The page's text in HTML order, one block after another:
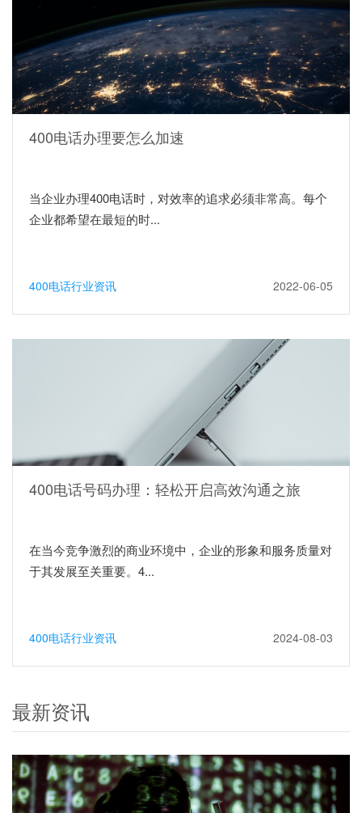
400电话办理要怎么加速
当企业办理400电话时，对效率的追求必须非常高。每个
企业都希望在最短的时...
400电话行业资讯 2022-06-05
400电话号码办理：轻松开启高效沟通之旅
在当今竞争激烈的商业环境中，企业的形象和服务质量对
于其发展至关重要。4...
400电话行业资讯 2024-08-03
最新资讯